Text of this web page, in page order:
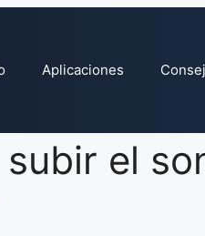
Aplicaciones
el